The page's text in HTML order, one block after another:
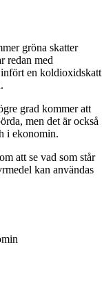
gröna skatter
redan med
en koldioxidskatt
grad kommer att
men det är också
i ekonomin.
att se vad som står
kan användas